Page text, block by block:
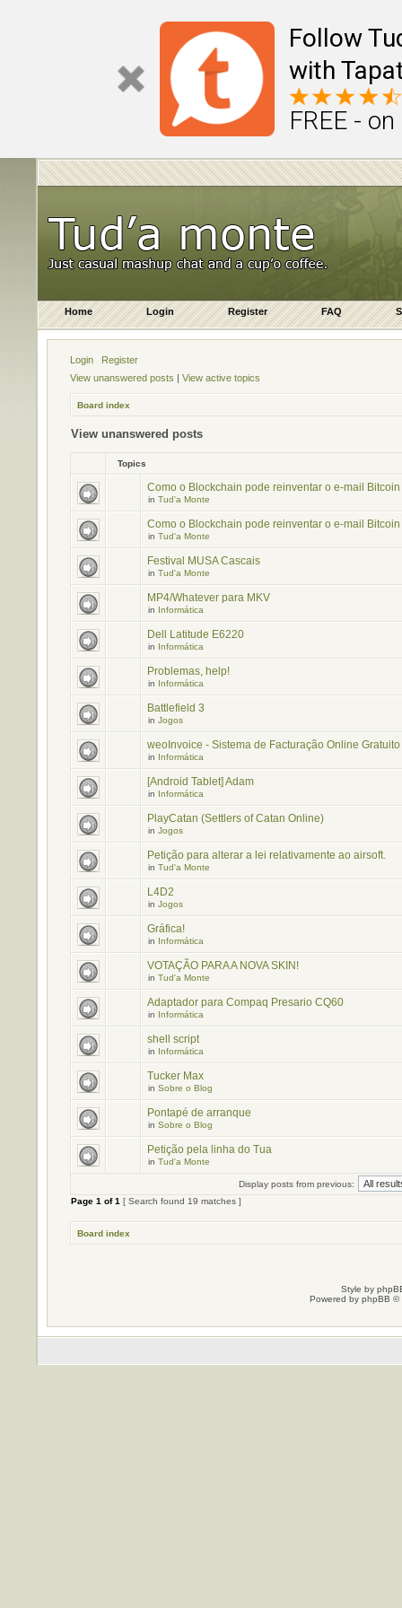
Follow
with
FREE -
Home Login Register FAQ
Login
Register
View unanswered posts | View active topics
Board index
View unanswered posts
Topics
Como o Blockchain pode reinventar o e-mail
in Tud'a Monte
Como o Blockchain pode reinventar o e-mail
in Tud'a Monte
Festival MUSA Cascais
in Tud'a Monte
MP4/Whatever para MKV
in Informática
Dell Latitude E6220
in Informática
Problemas, help!
in Informática
Battlefield 3
in Jogos
weoInvoice - Sistema de Facturação Online Gratuito
in Informática
[Android Tablet] Adam
in Informática
PlayCatan (Settlers of Catan Online)
in Jogos
Petição para alterar a lei relativamente ao airsoft.
in Tud'a Monte
L4D2
in Jogos
Gráfica!
in Informática
VOTAÇÃO PARA A NOVA SKIN!
in Tud'a Monte
Adaptador para Compaq Presario CQ60
in Informática
shell script
in Informática
Tucker Max
in Sobre o Blog
Pontapé de arranque
in Sobre o Blog
Petição pela linha do Tua
in Tud'a Monte
Display posts from previous:
Page 1 of1 [ Search found 19 matches ]
Board index
Style by
Powered by phpBB ©